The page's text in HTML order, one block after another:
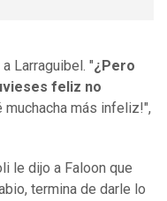
Larraguibel. "¿Pero
feliz no
muchacha más infeliz!",
le dijo a Faloon que
termina de darle lo